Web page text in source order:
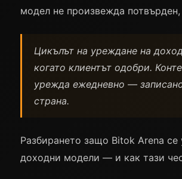
модел не произвежда
Цикълът на уреждане на
когато клиентът одобри.
урежда ежедневно —
страна.
Разбирането защо Bitok Arena
доходни модели — и как тази